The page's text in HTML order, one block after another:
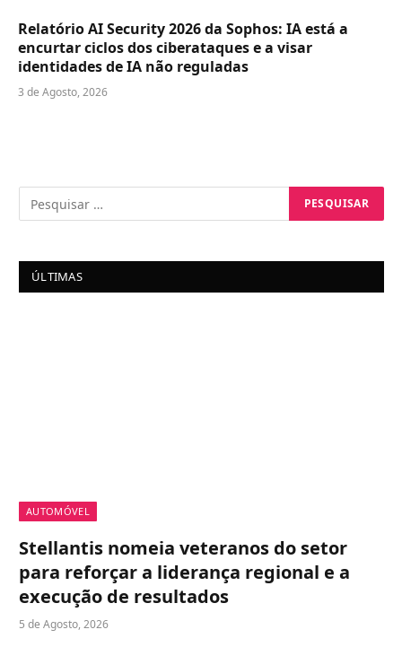
Relatório AI Security 2026 da Sophos: IA está a
encurtar ciclos dos ciberataques e a visar
identidades de IA não reguladas
3 de Agosto, 2026
ÚLTIMAS
AUTOMÓVEL
Stellantis nomeia veteranos do setor
para reforçar a liderança regional e a
execução de resultados
5 de Agosto, 2026